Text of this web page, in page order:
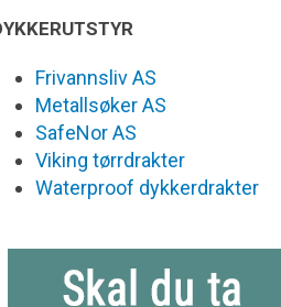
Frivannsliv AS
Metallsøker AS
SafeNor AS
Viking tørrdrakter
Waterproof dykkerdrakter